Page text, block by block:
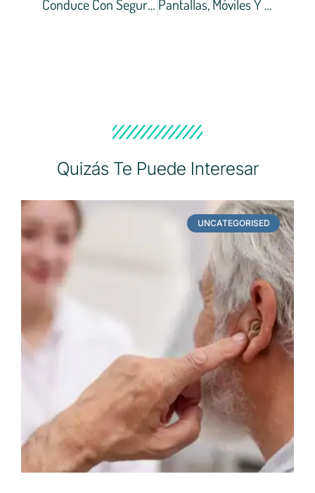
Conduce Con Seguridad: La Importancia De La Visión En La Carretera Pantallas, Móviles Y Visión Digital: ¿estamos Cuidando Nuestros Ojos?
Quizás Te Puede Interesar
UNCATEGORISED